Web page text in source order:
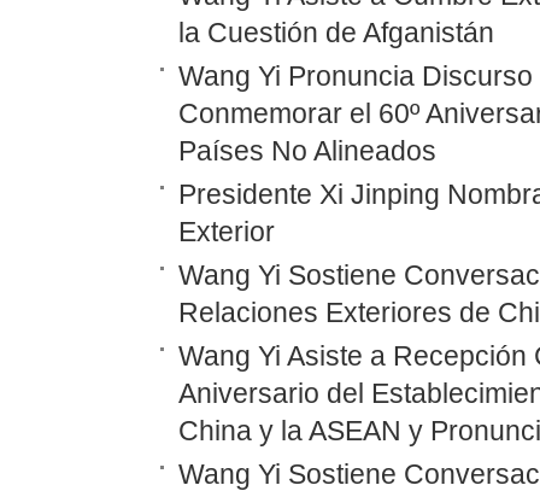
la Cuestión de Afganistán
Wang Yi Pronuncia
Conmemorar el 60º
Países No Alineados
Presidente Xi Jinping
Exterior
Wang Yi Sostiene
Relaciones Exteriores de
Wang Yi Asiste a Recepción
Aniversario del
China y la ASEAN y
Wang Yi Sostiene